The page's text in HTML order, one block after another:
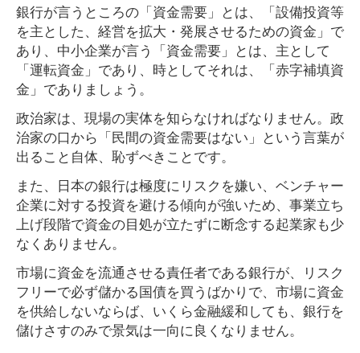
銀行が言うところの「資金需要」とは、「設備投資等
を主とした、経営を拡大・発展させるための資金」で
あり、中小企業が言う「資金需要」とは、主として
「運転資金」であり、時としてそれは、「赤字補填資
金」でありましょう。
政治家は、現場の実体を知らなければなりません。政
治家の口から「民間の資金需要はない」という言葉が
出ること自体、恥ずべきことです。
また、日本の銀行は極度にリスクを嫌い、ベンチャー
企業に対する投資を避ける傾向が強いため、事業立ち
上げ段階で資金の目処が立たずに断念する起業家も少
なくありません。
市場に資金を流通させる責任者である銀行が、リスク
フリーで必ず儲かる国債を買うばかりで、市場に資金
を供給しないならば、いくら金融緩和しても、銀行を
儲けさすのみで景気は一向に良くなりません。